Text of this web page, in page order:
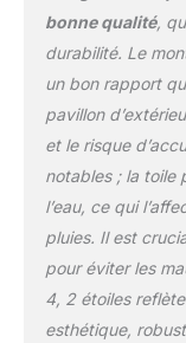
bonne qualité,
durabilité. Le
un bon rapport
pavillon
et le risque
notables ; la toile
l’eau, ce qui
pluies. Il est
pour éviter les
4, 2 étoiles
esthétique,